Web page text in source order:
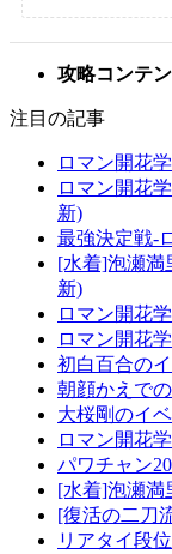
攻略コンテ
注目の記事
ロマン開花
ロマン開花
新)
最強決定戦-
[水着]泡瀬満
新)
ロマン開花
ロマン開花
初白百合の
朝顔かえで
大桜剛のイ
ロマン開花
パワチャン
[水着]泡瀬満
[復活の二刀
リアタイ段